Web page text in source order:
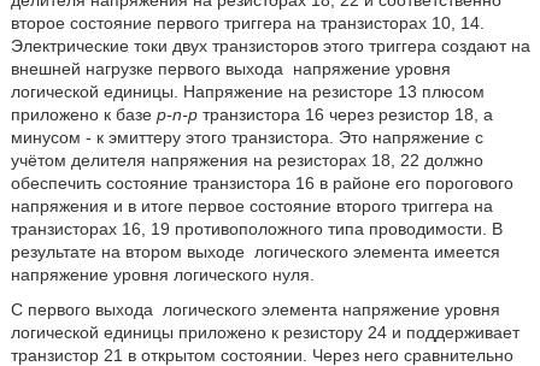
второе состояние первого триггера на транзисторах 10, 14.
Электрические токи двух транзисторов этого триггера создают на
внешней нагрузке первого выхода
напряжение уровня
логической единицы. Напряжение на резисторе 13 плюсом
приложено к базе p-n-p транзистора 16 через резистор 18, а
минусом - к эмиттеру этого транзистора. Это напряжение с
учётом делителя напряжения на резисторах 18, 22 должно
обеспечить состояние транзистора 16 в районе его порогового
напряжения и в итоге первое состояние второго триггера на
транзисторах 16, 19 противоположного типа проводимости. В
результате на втором выходе логического элемента имеется
напряжение уровня логического нуля.
С первого выхода
логического элемента напряжение уровня
логической единицы приложено к резистору 24 и поддерживает
транзистор 21 в открытом состоянии. Через него сравнительно